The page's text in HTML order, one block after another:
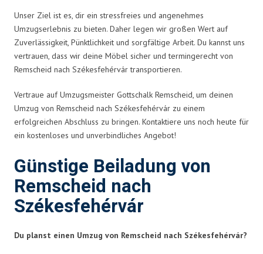
Unser Ziel ist es, dir ein stressfreies und angenehmes
Umzugserlebnis zu bieten. Daher legen wir großen Wert auf
Zuverlässigkeit, Pünktlichkeit und sorgfältige Arbeit. Du kannst uns
vertrauen, dass wir deine Möbel sicher und termingerecht von
Remscheid nach Székesfehérvár transportieren.
Vertraue auf Umzugsmeister Gottschalk Remscheid, um deinen
Umzug von Remscheid nach Székesfehérvár zu einem
erfolgreichen Abschluss zu bringen. Kontaktiere uns noch heute für
ein kostenloses und unverbindliches Angebot!
Günstige Beiladung von
Remscheid nach
Székesfehérvár
Du planst einen Umzug von Remscheid nach Székesfehérvár?